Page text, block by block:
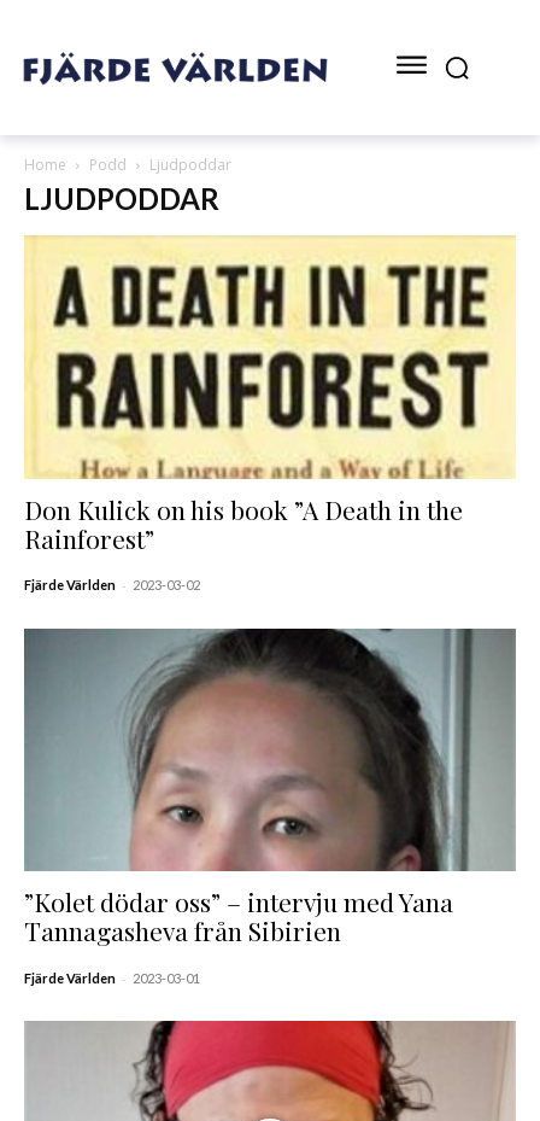
Home Podd Ljudpoddar
LJUDPODDAR
Don Kulick on his book ”A Death in the
Rainforest”
Fjärde Världen - 2023-03-02
”Kolet dödar oss” – intervju med Yana
Tannagasheva från Sibirien
Fjärde Världen - 2023-03-01